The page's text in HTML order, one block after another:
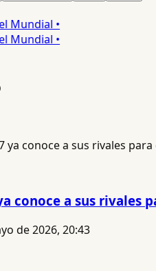
•
•
conoce a sus rivales
de 2026, 20:43